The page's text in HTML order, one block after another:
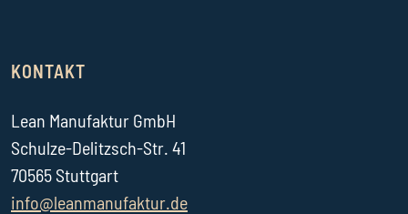
KONTAKT
Lean Manufaktur GmbH
Schulze-Delitzsch-Str. 41
70565 Stuttgart
info@leanmanufaktur.de